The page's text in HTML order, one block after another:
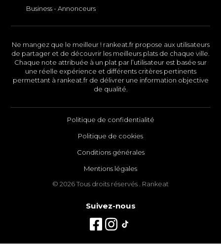
Business - Annonceurs
Ne mangez que le meilleur ! rankeat.fr propose aux utilisateurs
de partager et de découvrir les meilleurs plats de chaque ville.
Chaque note attribuée à un plat par l’utilisateur est basée sur
une réelle expérience et différents critères pertinents
permettant à rankeat.fr de délivrer une information objective
de qualité.
Politique de confidentialité
Politique de cookies
Conditions générales
Mentions légales
© 2026 Tous droits réservés . Rankeat
Suivez-nous